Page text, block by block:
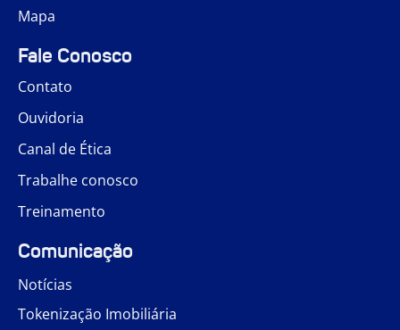
Mapa
Fale Conosco
Contato
Ouvidoria
Canal de Ética
Trabalhe conosco
Treinamento
Comunicação
Notícias
Tokenização Imobiliária